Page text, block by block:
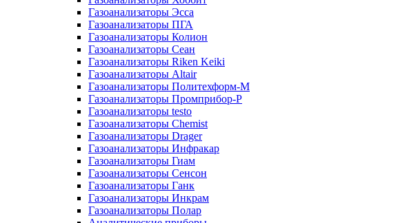
Газоанализаторы Эсса
Газоанализаторы ПГА
Газоанализаторы Колион
Газоанализаторы Сеан
Газоанализаторы Riken Keiki
Газоанализаторы Altair
Газоанализаторы Политехформ-М
Газоанализаторы Промприбор-Р
Газоанализаторы testo
Газоанализаторы Chemist
Газоанализаторы Drager
Газоанализаторы Инфракар
Газоанализаторы Гиам
Газоанализаторы Сенсон
Газоанализаторы Ганк
Газоанализаторы Инкрам
Газоанализаторы Полар